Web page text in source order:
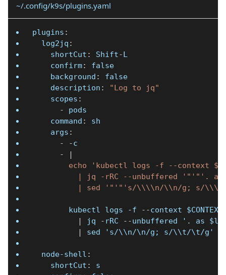
~/.config/k9s/plugins.yaml
plugins :
log2jq :
shortCut : Shift-L
confirm:
false
background :
false
description :
"Log to jq"
scopes :
-
pods
command :
sh
args :
-
-c
-
|
echo 'kubectl logs -f --context
| jq -rRC --unbuffered '"'"'.
| sed '"'"'s/\\\\n/\\n/g; s/
        kubectl logs
-f - -context
|
jq - rRC - -unbuffered '. as
|
sed 's/\\n/\n/g; s/\\t/\t/g'
node-shell :
shortCut :
s